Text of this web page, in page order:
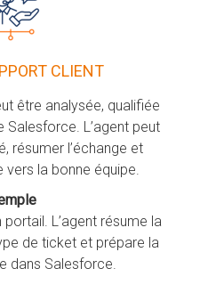
CLIENT
être analysée, qualifiée
L’agent peut
résumer l’échange et
vers la bonne équipe.
L’agent résume la
de ticket et prépare la
dans Salesforce.